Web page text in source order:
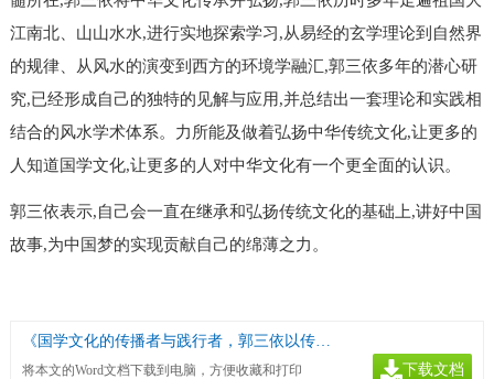
江南北、山山水水,进行实地探索学习,从易经的玄学理论到自然界
的规律、从风水的演变到西方的环境学融汇,郭三依多年的潜心研
究,已经形成自己的独特的见解与应用,并总结出一套理论和实践相
结合的风水学术体系。力所能及做着弘扬中华传统文化,让更多的
人知道国学文化,让更多的人对中华文化有一个更全面的认识。
郭三依表示,自己会一直在继承和弘扬传统文化的基础上,讲好中国
故事,为中国梦的实现贡献自己的绵薄之力。
《国学文化的传播者与践行者，郭三依以传播传统国学文化为己任》
将本文的Word文档下载到电脑，方便收藏和打印
下载文档